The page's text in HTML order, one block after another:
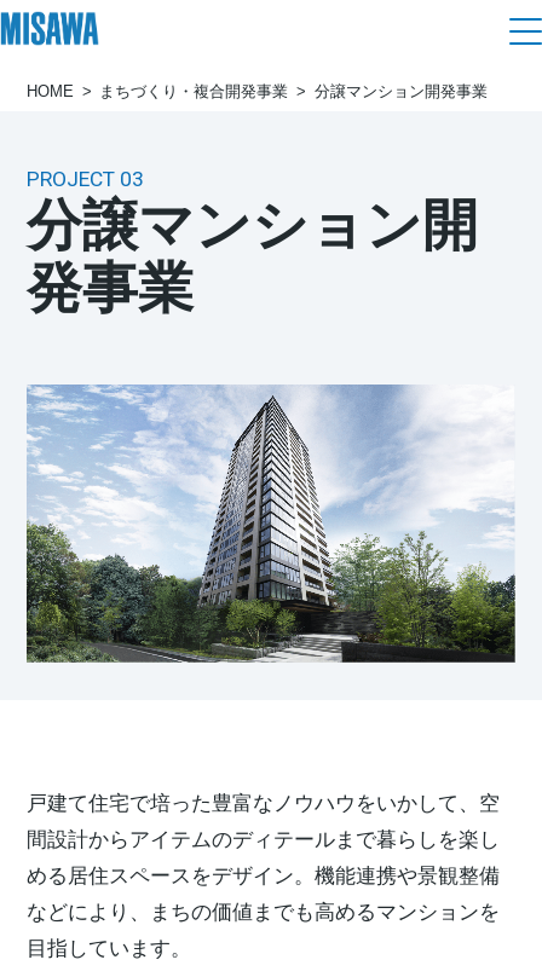
住まい
建てる [注文住宅]
商品ラインアップ
デザイン
建築事例・建築実例
デザイナーズギャラリー
インテリア
住まいづくりガイド
買う
中古住宅検索
スムストック検索
分譲マンション検索
土地活用
個人のお客さま
賃貸併用住宅
店舗・各種施設
土地活用モデルルーム見学
土地活用実例
法人のお客さま
医療・介護・子育て・障がい福祉施設
これから土地活用・賃貸経営をご検討の方
土地活用の基礎から長期安定経営を目指すオーナー様まで、賃貸経
リフォーム
ミサワリフォームとは
リフォームの流れ
リフォームメニュー
リフォーム事例
事業用
ホテル・旅館リフォーム
リフォーム営業所
複合開発・投資開発
複合開発事業（ASMACI-アスマチ-）
再開発・官民連携事業
分譲マンション開発事業
収益不動産・投資開発事業
事業用売買
事業用地・事業用建物
分譲用地
オーナーサポート
サポートメニュー
住まいるりんぐ（ロングサポート）
保証制度
ご相談窓口
お客様センター
企業・IR情報
企業・IR
ニュース
IR情報
SDGs
環境活動
展示場・イベント情報
カタログ請求
住まいのご相談
HOME まちづくり・複合開発事業 分譲マンション開発事業
PROJECT 03
分譲マンション開
発事業
戸建て住宅で培った豊富なノウハウをいかして、空
間設計からアイテムのディテールまで暮らしを楽し
める居住スペースをデザイン。機能連携や景観整備
などにより、まちの価値までも高めるマンションを
目指しています。